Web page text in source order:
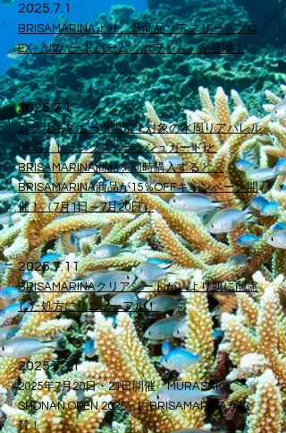
​2025.7.1
BRISAMARINAより、新商品「アスリートプロ
EX UVハードバーム ホワイト」が登場！
​2025.7.1
ムラサキスポーツ限定！対象の水周りアパレル
(水着 / トランクス / ラッシュガード)と
BRISAMARINA商品を同時購入すると、
BRISAMARINA商品が15％OFFキャンペーン開
催！（7月1日～7月20日）
​2025.7.11
​BRISAMARINAクリアシートが、より肌に配慮
した処方にリニューアル！
​2025.7.11
2025年7月20日・21日開催「MURASAKI
SHONAN OPEN 2025」にBRISAMARINAが協
賛！